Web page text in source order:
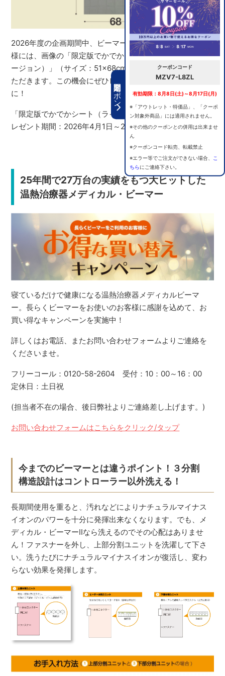
期間限定クーポン
クーポンコード
MZV7-L8ZL
有効期限：8月8日(土)～8月17日(月)
※「アウトレット・特価品」、「クーポ
ン対象外商品」には適用されません。
※その他のクーポンとの併用は出来ませ
ん
※クーポンコード転売、転載禁止
※エラー等でご注文ができない場合、
こ
ちらにご連絡下さい。
2026年度の企画期間中、ビーマーⅡシリーズ新規ご購入者
様には、画像の「限定版でかでかシート（ライトグレーバ
ージョン）」（サイズ：51×68cm）をプレゼントさせてい
ただきます。この機会にぜひビーマーⅡシリーズをご家庭
に！
「限定版でかでかシート（ライトグレーバージョン）」プ
レゼント期間：2026年4月1日～2027年3月31日まで
25年間で27万台の実績をもつ大ヒットした
温熱治療器メディカル・ビーマー
寝ているだけで健康になる温熱治療器メディカルビーマ
ー。長らくビーマーをお使いのお客様に感謝を込めて、お
買い得なキャンペーンを実施中！
詳しくはお電話、またお問い合わせフォームよりご連絡を
くださいませ。
フリーコール：0120-58-2604 受付：10：00～16：00
定休日：土日祝
(担当者不在の場合、後日弊社よりご連絡差し上げます。)
お問い合わせフォームはこちらをクリック/タップ
今までのビーマーとは違うポイント！３分割
構造設計はコントローラー以外洗える！
長期間使用を重ると、汚れなどによりナチュラルマイナス
イオンのパワーを十分に発揮出来なくなります。でも、メ
ディカル・ビーマーⅡなら洗えるのでその心配はありませ
ん！ファスナーを外し、上部分割ユニットを洗濯して下さ
い。洗うたびにナチュラルマイナスイオンが復活し、変わ
らない効果を発揮します。